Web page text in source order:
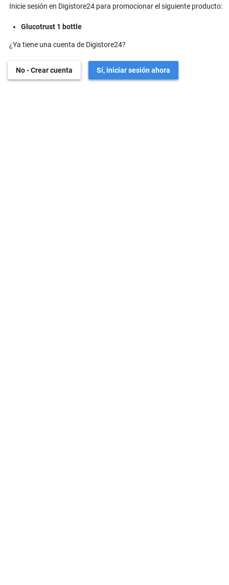
Inicie sesión en Digistore24 para promocionar el siguiente producto:
Glucotrust 1 bottle
¿Ya tiene una cuenta de Digistore24?
No - Crear cuenta Sí, iniciar sesión ahora